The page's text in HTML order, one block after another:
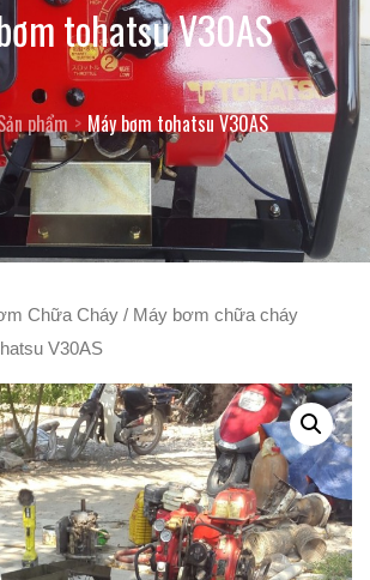
tohatsu V30AS
phẩm Máy bơm tohatsu V30AS
Chữa Cháy / Máy bơm chữa cháy
V30AS